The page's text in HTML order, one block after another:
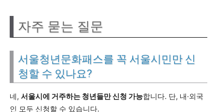
자주 묻는 질문
서울청년문화패스를 꼭 서울시민만 신
청할 수 있나요?
네, 서울시에 거주하는 청년들만 신청 가능합니다. 단, 내·외국
인 모두 신청할 수 있습니다.